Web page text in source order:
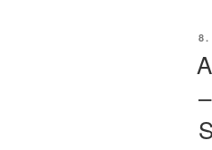
8.